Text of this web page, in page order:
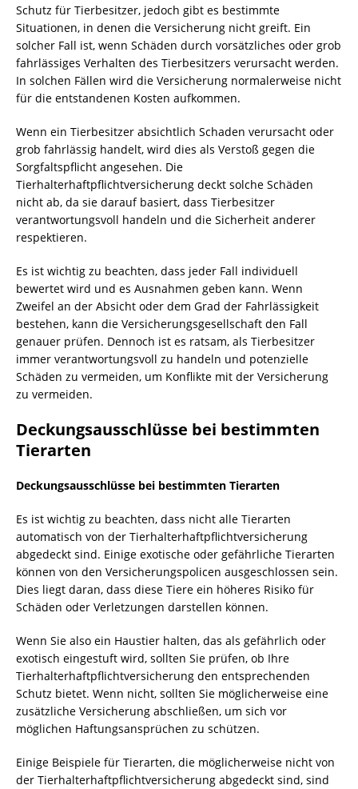
Schutz für Tierbesitzer, jedoch gibt es bestimmte
Situationen, in denen die Versicherung nicht greift. Ein
solcher Fall ist, wenn Schäden durch vorsätzliches oder grob
fahrlässiges Verhalten des Tierbesitzers verursacht werden.
In solchen Fällen wird die Versicherung normalerweise nicht
für die entstandenen Kosten aufkommen.
Wenn ein Tierbesitzer absichtlich Schaden verursacht oder
grob fahrlässig handelt, wird dies als Verstoß gegen die
Sorgfaltspflicht angesehen. Die
Tierhalterhaftpflichtversicherung deckt solche Schäden
nicht ab, da sie darauf basiert, dass Tierbesitzer
verantwortungsvoll handeln und die Sicherheit anderer
respektieren.
Es ist wichtig zu beachten, dass jeder Fall individuell
bewertet wird und es Ausnahmen geben kann. Wenn
Zweifel an der Absicht oder dem Grad der Fahrlässigkeit
bestehen, kann die Versicherungsgesellschaft den Fall
genauer prüfen. Dennoch ist es ratsam, als Tierbesitzer
immer verantwortungsvoll zu handeln und potenzielle
Schäden zu vermeiden, um Konflikte mit der Versicherung
zu vermeiden.
Deckungsausschlüsse bei bestimmten
Tierarten
Deckungsausschlüsse bei bestimmten Tierarten
Es ist wichtig zu beachten, dass nicht alle Tierarten
automatisch von der Tierhalterhaftpflichtversicherung
abgedeckt sind. Einige exotische oder gefährliche Tierarten
können von den Versicherungspolicen ausgeschlossen sein.
Dies liegt daran, dass diese Tiere ein höheres Risiko für
Schäden oder Verletzungen darstellen können.
Wenn Sie also ein Haustier halten, das als gefährlich oder
exotisch eingestuft wird, sollten Sie prüfen, ob Ihre
Tierhalterhaftpflichtversicherung den entsprechenden
Schutz bietet. Wenn nicht, sollten Sie möglicherweise eine
zusätzliche Versicherung abschließen, um sich vor
möglichen Haftungsansprüchen zu schützen.
Einige Beispiele für Tierarten, die möglicherweise nicht von
der Tierhalterhaftpflichtversicherung abgedeckt sind, sind